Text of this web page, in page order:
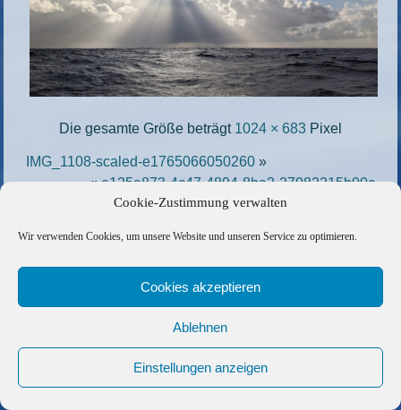
Cookie-Zustimmung verwalten
Wir verwenden Cookies, um unsere Website und unseren Service zu optimieren.
Cookies akzeptieren
Ablehnen
Einstellungen anzeigen
Die gesamte Größe beträgt 1024 × 683 Pixel
IMG_1108-scaled-e1765066050260 »
«e125a873-4c47-4894-8ba2-27082215b00c
Copyright © 2026 Barfuss Segelreisen GmbH
Kontakt|Impressum|Datenschutz|Cookie-Richtlinie|
AGB|Befreundete Links